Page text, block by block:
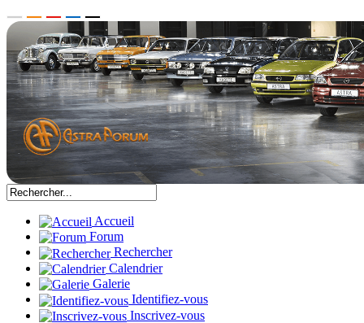
Accueil
Forum
Rechercher
Calendrier
Galerie
Identifiez-vous
Inscrivez-vous